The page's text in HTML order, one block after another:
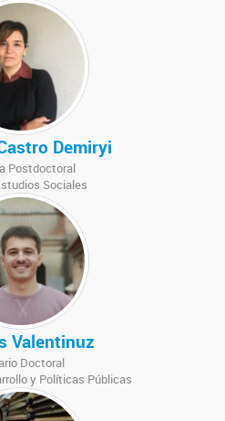
Demiryi
Postdoctoral
Sociales
Valentinuz
Doctoral
y Políticas Públicas